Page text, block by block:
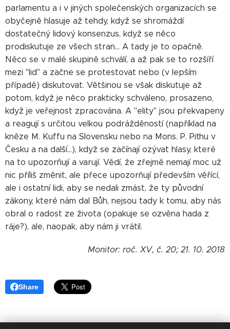
parlamentu a i v jiných společenských organizacích se
obyčejně hlasuje až tehdy, když se shromáždí
dostatečný lidový konsenzus, když se něco
prodiskutuje ze všech stran... A tady je to opačně.
Něco se v malé skupině schválí, a až pak se to rozšíří
mezi "lid" a začne se protestovat nebo (v lepším
případě) diskutovat. Většinou se však diskutuje až
potom, když je něco prakticky schváleno, prosazeno,
když je veřejnost zpracována. A "elity" jsou překvapeny
a reagují s určitou velkou podrážděností (například na
kněze M. Kuffu na Slovensku nebo na Mons. P. Piťhu v
Česku a na další...), když se začínají ozývat hlasy, které
na to upozorňují a varují. Vědí, že zřejmě nemají moc už
nic příliš změnit, ale přece upozorňují především věřící,
ale i ostatní lidi, aby se nedali zmást, že ty původní
zákony, které nám dal Bůh, nejsou tady k tomu, aby nás
obral o radost ze života (opakuje se ozvěna hada z
ráje?), ale, naopak, aby nám ji vrátil.
Monitor: roč. XV, č. 20; 21. 10. 2018
Share